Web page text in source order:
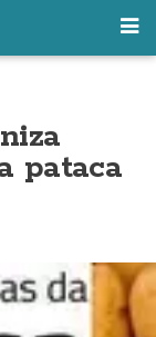
pataca